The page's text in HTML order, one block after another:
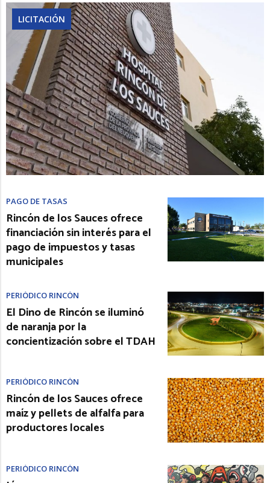
LICITACIÓN
PAGO DE TASAS
Rincón de los Sauces ofrece
financiación sin interés para el
pago de impuestos y tasas
municipales
PERIÓDICO RINCÓN
El Dino de Rincón se iluminó
de naranja por la
concientización sobre el TDAH
PERIÓDICO RINCÓN
Rincón de los Sauces ofrece
maíz y pellets de alfalfa para
productores locales
PERIÓDICO RINCÓN